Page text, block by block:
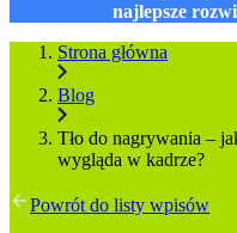
najlepsze
Strona główna
Blog
Tło do nagrywania –
wygląda w kadrze?
Powrót do listy wpisów